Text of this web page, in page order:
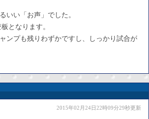
いい「お声」でした。
となります。
ンプも残りわずかですし、しっかり試合が
2015年02月24日22時09分29秒更新